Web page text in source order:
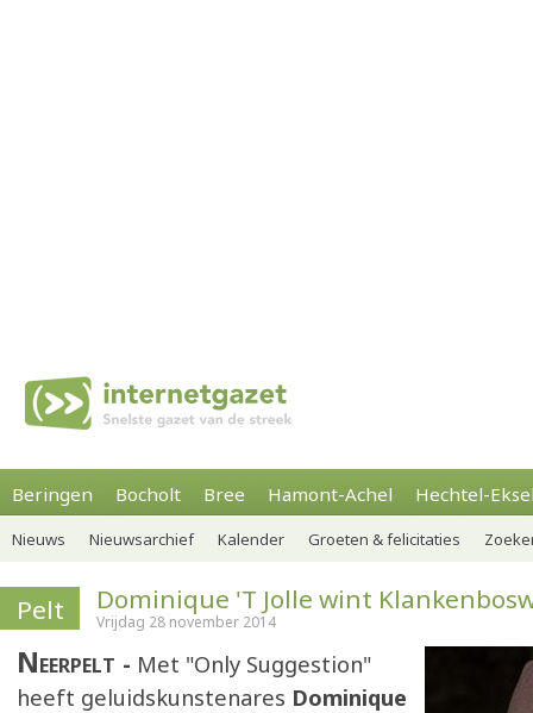
Beringen Bocholt Bree Hamont-Achel Hechtel-
Nieuws Nieuwsarchief Kalender Groeten & felicitaties
Pelt Dominique 'T Jolle wint
Vrijdag 28 november 2014
Neerpelt
Met "Only Suggestion"
heeft geluidskunstenares Dominique